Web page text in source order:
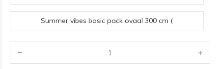
(1042l)
Summer vibes basic pack ovaal 300 cm (